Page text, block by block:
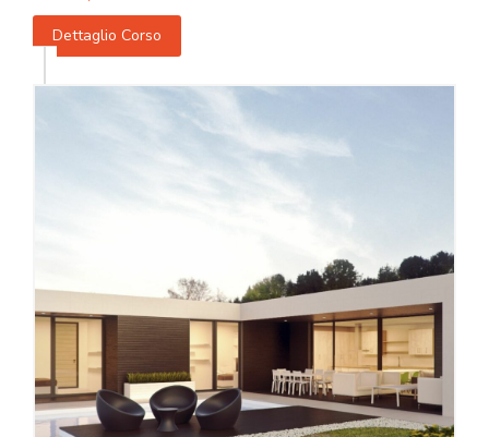
Dettaglio Corso